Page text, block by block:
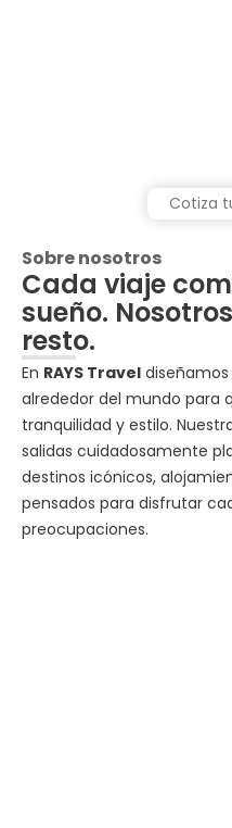
Sobre nosotros
Cada viaje
sueño.
resto.
En RAYS Travel
alrededor del mundo para
tranquilidad y estilo.
salidas cuidadosamente
destinos icónicos,
pensados para disfrutar
preocupaciones.
Cotiza